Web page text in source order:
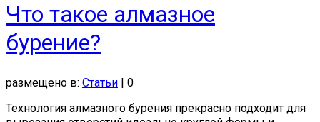
Что такое алмазное
бурение?
размещено в: Статьи | 0
Технология алмазного бурения прекрасно подходит для